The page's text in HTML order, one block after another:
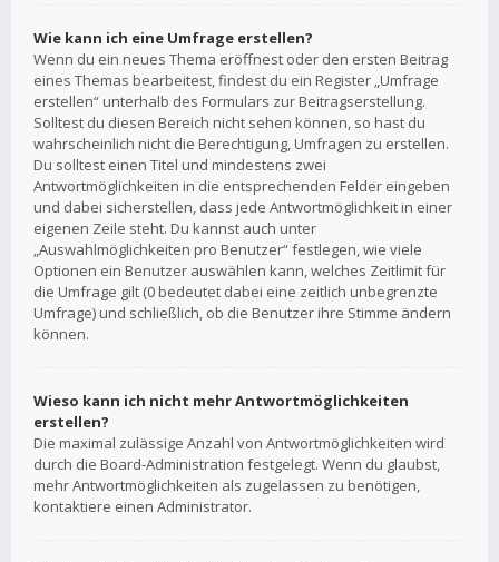
Wie kann ich eine Umfrage erstellen?
Wenn du ein neues Thema eröffnest oder den ersten Beitrag
eines Themas bearbeitest, findest du ein Register „Umfrage
erstellen“ unterhalb des Formulars zur Beitragserstellung.
Solltest du diesen Bereich nicht sehen können, so hast du
wahrscheinlich nicht die Berechtigung, Umfragen zu erstellen.
Du solltest einen Titel und mindestens zwei
Antwortmöglichkeiten in die entsprechenden Felder eingeben
und dabei sicherstellen, dass jede Antwortmöglichkeit in einer
eigenen Zeile steht. Du kannst auch unter
„Auswahlmöglichkeiten pro Benutzer“ festlegen, wie viele
Optionen ein Benutzer auswählen kann, welches Zeitlimit für
die Umfrage gilt (0 bedeutet dabei eine zeitlich unbegrenzte
Umfrage) und schließlich, ob die Benutzer ihre Stimme ändern
können.
Wieso kann ich nicht mehr Antwortmöglichkeiten
erstellen?
Die maximal zulässige Anzahl von Antwortmöglichkeiten wird
durch die Board-Administration festgelegt. Wenn du glaubst,
mehr Antwortmöglichkeiten als zugelassen zu benötigen,
kontaktiere einen Administrator.